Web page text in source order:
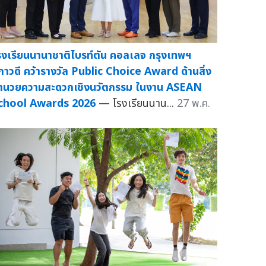
งเรียนนานาชาติไบรท์ตัน คอลเลจ กรุงเทพฯ
าวดี คว้ารางวัล Public Choice Award ด้านสิ่ง
นวยความสะดวกเชิงนวัตกรรม ในงาน ASEAN
Awards 2026 — โรงเรียนนาน... 27 พ.ค.